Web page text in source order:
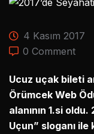
4 Kasım 2017
0 Comment
Ucuz uçak bileti
Örümcek Web
alanının 1.si
Uçun” sloganı